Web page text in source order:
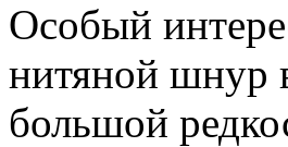
Особый
нитяной шнур
большой